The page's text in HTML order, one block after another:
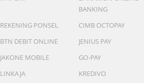
BANKING
REKENING PONSEL
CIMB OCTOPAY
BTN DEBIT ONLINE
JENIUS PAY
JAKONE MOBILE
GO-PAY
LINKAJA
KREDIVO